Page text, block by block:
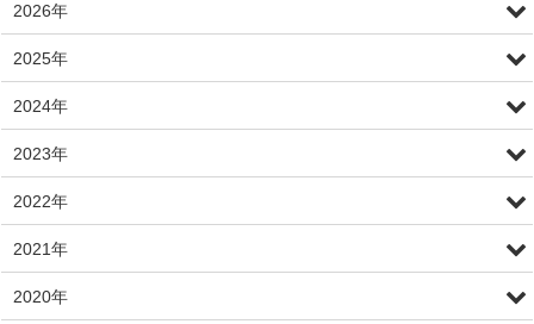
2026年
2025年
2024年
2023年
2022年
2021年
2020年